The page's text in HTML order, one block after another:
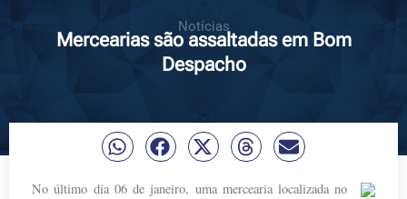
Notícias
Mercearias são assaltadas em Bom
Despacho
No último dia 06 de janeiro, uma mercearia localizada no